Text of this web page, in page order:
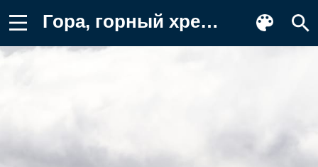
Гора, горный хребет, облако, склон Обои на телефон